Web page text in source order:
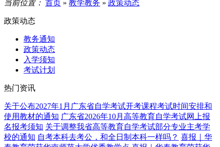
当前位置： 首页 » 教学教务 » 政策动态
政策动态
教务通知
政策动态
入学须知
考试计划
热门资讯
关于公布2027年1月广东省自学考试开考课程考试时间安排和
使用教材的通知 广东省2026年10月高等教育自学考试网上报
名报考须知 关于调整我省高等教育自学考试部分专业主考学
校的通知 自考本科去考公，和全日制本科一样吗？ 喜报｜华